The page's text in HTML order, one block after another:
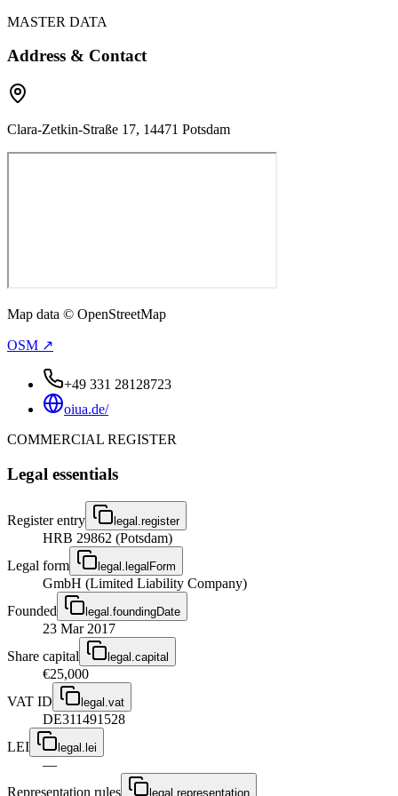
MASTER DATA
Address & Contact
Clara-Zetkin-Straße 17, 14471 Potsdam
Map data © OpenStreetMap
OSM ↗
+49 331 28128723
oiua.de/
COMMERCIAL REGISTER
Legal essentials
Register entry legal.register
HRB 29862 (Potsdam)
Legal form
legal.legalForm
GmbH (Limited Liability Company)
Founded
legal.foundingDate
23 Mar 2017
Share capital
legal.capital
€25,000
VAT ID
legal.vat
DE311491528
LEI
legal.lei
—
Representation rules
legal.representation